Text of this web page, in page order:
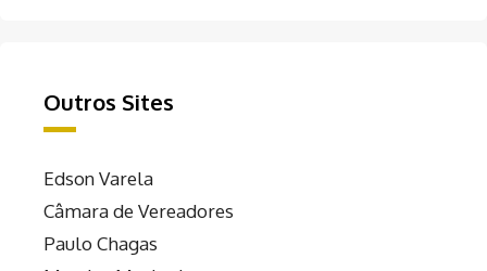
Outros Sites
Edson Varela
Câmara de Vereadores
Paulo Chagas